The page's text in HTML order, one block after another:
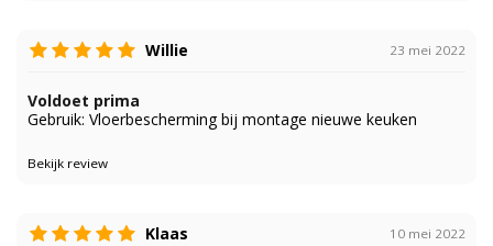
Willie 23 mei 2022
Voldoet prima
Gebruik: Vloerbescherming bij montage nieuwe keuken
Bekijk review
Klaas 10 mei 2022